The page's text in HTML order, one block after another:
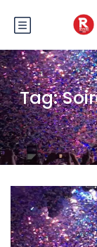
Tag: